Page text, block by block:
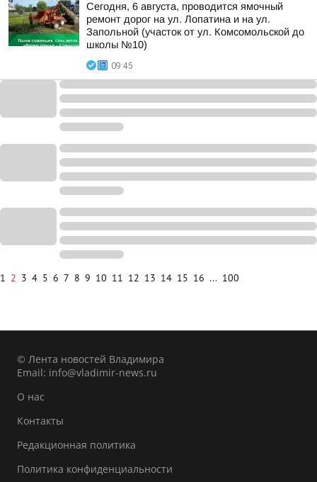
Сегодня, 6 августа, проводится ямочный
ремонт дорог на ул. Лопатина и на ул.
Запольной (участок от ул. Комсомольской до
школы №10)
09:45
1 2 3 4 5 6 7 8 9 10 11 12 13 14 15 16 ... 100
© Лента новостей Владимира
Email: info@vladimir-news.ru
О нас
Контакты
Редакционная политика
Политика конфиденциальности